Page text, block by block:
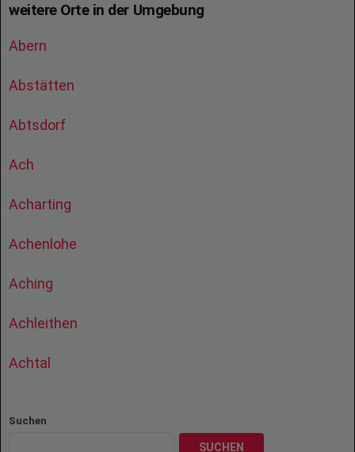
weitere Orte in der Umgebung
Abern
Abstätten
Abtsdorf
Ach
Acharting
Achenlohe
Aching
Achleithen
Achtal
Suchen
SUCHEN